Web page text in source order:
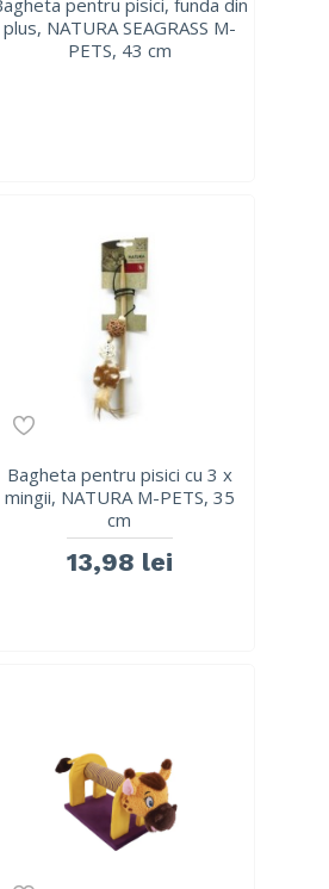
plus, NATURA SEAGRASS M-
PETS, 43 cm
Bagheta pentru pisici cu 3 x
mingii, NATURA M-PETS, 35
cm
13,98 lei